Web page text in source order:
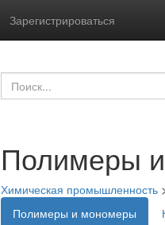
Зарегистрироваться
Полимеры
Химическая промышленность
Полимеры и мономеры